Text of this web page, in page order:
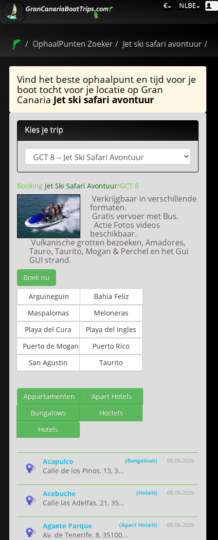
€ NLBE
OphaalPunten Zoeker Jet ski safari avontuur
Vind het beste ophaalpunt en tijd voor je
boot tocht voor je locatie op Gran
Canaria Jet ski safari avontuur
Kies je trip
Booking Jet Ski Safari Avontuur/GCT 8
Verkrijgbaar in verschillende
formaten.
Gratis vervoer met Bus.
Actie Fotos videos
beschikbaar.
Vulkanische grotten bezoeken, Amadores,
Tauro, Taurito, Mogan & Perchel en het Gui
GUI strand.
Boek nu
Arguineguin
Bahia Feliz
Maspalomas
Meloneras
Playa del Cura
Playa del Ingles
Puerto de Mogan
Puerto Rico
San Agustin
Taurito
Appartamenten
Apart Hotels
Bungalows
Hostels
Hotels
08-06-2026
Acapulco (Bungalows)
Calle de los Pinos, 13, 3...
08-06-2026
Acebuche (Hotels)
Calle las Adelfas, 21, 35...
08-06-2026
Agaete Parque (Apart Hotels)
Av. de Tenerife, 8, 35100...